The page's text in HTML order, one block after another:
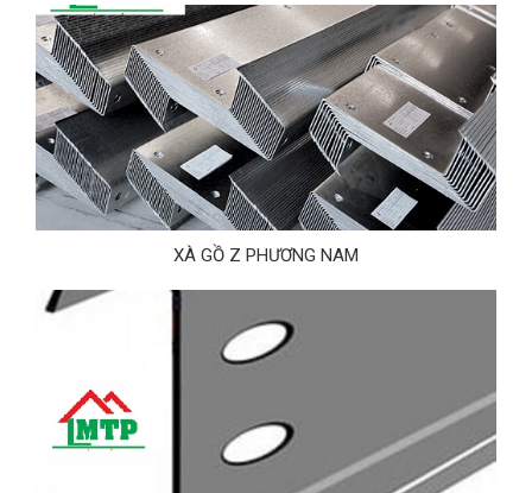
XÀ GỒ Z PHƯƠNG NAM